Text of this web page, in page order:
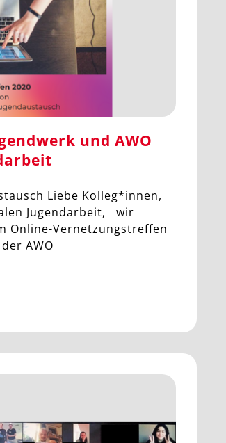
und AWO
Liebe Kolleg*innen,
Jugendarbeit, wir
Online-Vernetzungstreffen
AWO